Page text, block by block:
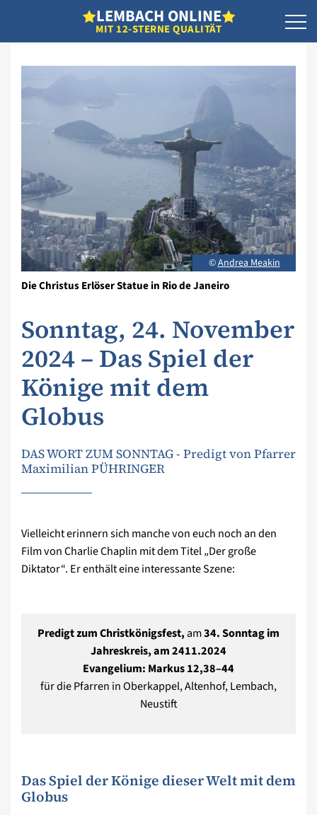
LEMBACH ONLINE
MIT 12-STERNE QUALITÄT
©Andrea Meakin
Die Christus Erlöser Statue in Rio de Janeiro
Sonntag, 24. November
2024 – Das Spiel der
Könige mit dem
Globus
DAS WORT ZUM SONNTAG - Predigt von Pfarrer
Maximilian PÜHRINGER
Vielleicht erinnern sich manche von euch noch an den
Film von Charlie Chaplin mit dem Titel „Der große
Diktator“. Er enthält eine interessante Szene:
Predigt zum Christkönigsfest,am34. Sonntag im
Jahreskreis, am 2411.2024
Evangelium: Markus 12,38–44
für die Pfarren in Oberkappel, Altenhof, Lembach,
Neustift
Das Spiel der Könige dieser Welt mit dem
Globus